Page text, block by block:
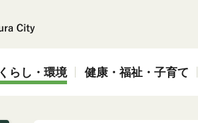
くらし・環境 健康・福祉・子育て